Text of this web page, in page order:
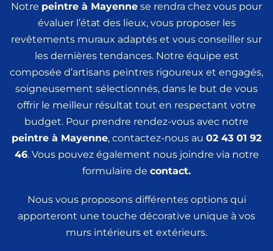
Notre peintre à Mayenne se rendra chez vous pour
évaluer l’état des lieux, vous proposer les
revêtements muraux adaptés et vous conseiller sur
les dernières tendances. Notre équipe est
composée d’artisans peintres rigoureux et engagés,
soigneusement sélectionnés, dans le but de vous
offrir le meilleur résultat tout en respectant votre
budget. Pour prendre rendez-vous avec notre
peintre à Mayenne, contactez-nous au 02 43 01 92
46. Vous pouvez également nous joindre via notre
formulaire de contact.
Nous vous proposons différentes options qui
apporteront une touche décorative unique à vos
murs intérieurs et extérieurs.